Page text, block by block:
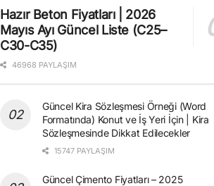
Hazır Beton Fiyatları | 2026
Mayıs Ayı Güncel Liste (C25–
C30-C35)
46968 PAYLAŞIM
Güncel Kira Sözleşmesi Örneği (Word
Formatında) Konut ve İş Yeri İçin | Kira
Sözleşmesinde Dikkat Edilecekler
15747 PAYLAŞIM
Güncel Çimento Fiyatları – 2025